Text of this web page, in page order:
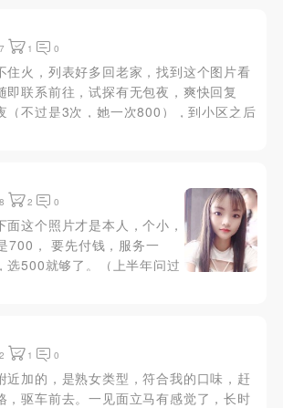
1 0
住火，列表好多回老家，找到这个图片看
即联系前往，试探有无包夜，爽快回复
（不过是3次，她一次800），到小区之后
么走，开门看到真人挺惊讶的，胸是真的
...
2 0
这个照片才是本人，个小，
700， 要先付钱，服务一
选500就够了。（上半年问过
可以加钱外出，也可以过
1 0
近加的，是熟女类型，符合我的口味，赶
，驱车前去。一见面立马有感觉了，长时